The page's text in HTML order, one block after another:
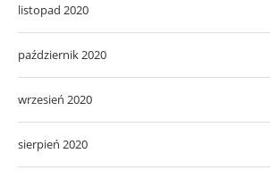
listopad 2020
październik 2020
wrzesień 2020
sierpień 2020